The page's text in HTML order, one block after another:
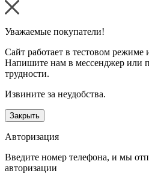
Уважаемые покупатели!
Сайт работает в тестовом режиме
Напишите нам в мессенджер или
трудности.
Извините за неудобства.
Закрыть
Авторизация
Введите номер телефона, и мы
авторизации